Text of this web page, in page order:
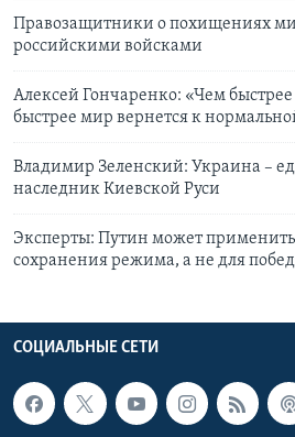
Правозащитники о похищениях
российскими войсками
Алексей Гончаренко: «Чем
быстрее мир вернется к
Владимир Зеленский: Украина –
наследник Киевской Руси
Эксперты: Путин может
сохранения режима, а не для
СОЦИАЛЬНЫЕ СЕТИ